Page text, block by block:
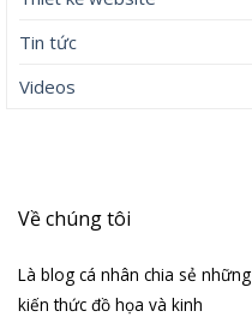
Tin tức
Videos
Về chúng tôi
Là blog cá nhân chia sẻ những
kiến thức đồ họa và kinh